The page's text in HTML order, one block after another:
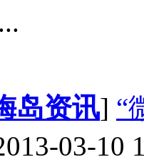
岛资讯] “
03-10